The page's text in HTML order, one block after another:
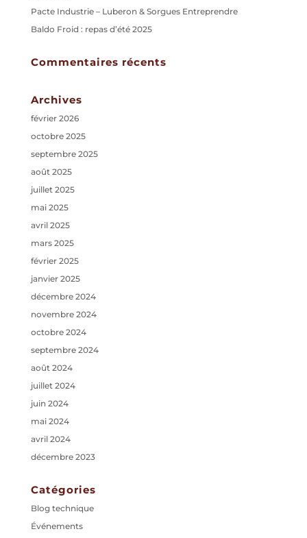
Pacte Industrie – Luberon & Sorgues Entreprendre
Baldo Froid : repas d’été 2025
Commentaires récents
Archives
février 2026
octobre 2025
septembre 2025
août 2025
juillet 2025
mai 2025
avril 2025
mars 2025
février 2025
janvier 2025
décembre 2024
novembre 2024
octobre 2024
septembre 2024
août 2024
juillet 2024
juin 2024
mai 2024
avril 2024
décembre 2023
Catégories
Blog technique
Événements